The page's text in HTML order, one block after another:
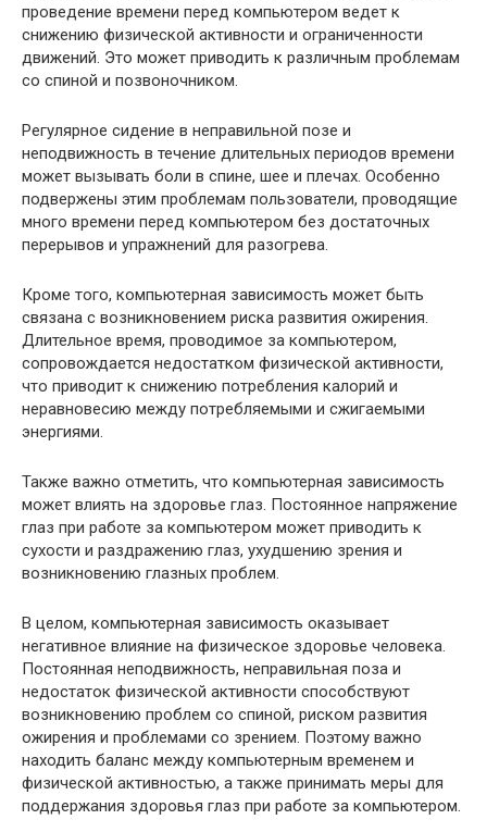
проведение времени перед компьютером ведет к
снижению физической активности и ограниченности
движений. Это может приводить к различным проблемам
со спиной и позвоночником.
Регулярное сидение в неправильной позе и
неподвижность в течение длительных периодов времени
может вызывать боли в спине, шее и плечах. Особенно
подвержены этим проблемам пользователи, проводящие
много времени перед компьютером без достаточных
перерывов и упражнений для разогрева.
Кроме того, компьютерная зависимость может быть
связана с возникновением риска развития ожирения.
Длительное время, проводимое за компьютером,
сопровождается недостатком физической активности,
что приводит к снижению потребления калорий и
неравновесию между потребляемыми и сжигаемыми
энергиями.
Также важно отметить, что компьютерная зависимость
может влиять на здоровье глаз. Постоянное напряжение
глаз при работе за компьютером может приводить к
сухости и раздражению глаз, ухудшению зрения и
возникновению глазных проблем.
В целом, компьютерная зависимость оказывает
негативное влияние на физическое здоровье человека.
Постоянная неподвижность, неправильная поза и
недостаток физической активности способствуют
возникновению проблем со спиной, риском развития
ожирения и проблемами со зрением. Поэтому важно
находить баланс между компьютерным временем и
физической активностью, а также принимать меры для
поддержания здоровья глаз при работе за компьютером.